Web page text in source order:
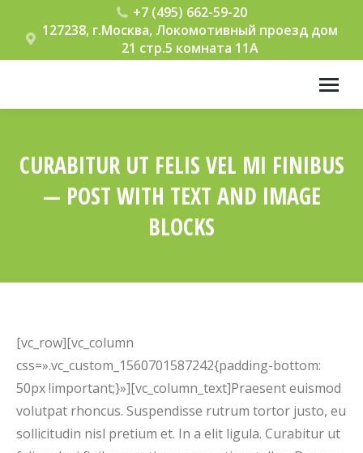
+7 (495) 662-59-20
127238, г.Москва, Локомотивный проезд дом
21 стр.5 комната 11А
CURABITUR UT FELIS VEL MI FINIBUS
— POST WITH TEXT AND IMAGE
BLOCKS
[vc_row][vc_column
css=».vc_custom_1560701587242{padding-bottom:
50px !important;}»][vc_column_text]Praesent euismod
volutpat rhoncus. Suspendisse rutrum tortor justo, eu
sollicitudin nisl pretium et. In a elit ligula. Curabitur ut